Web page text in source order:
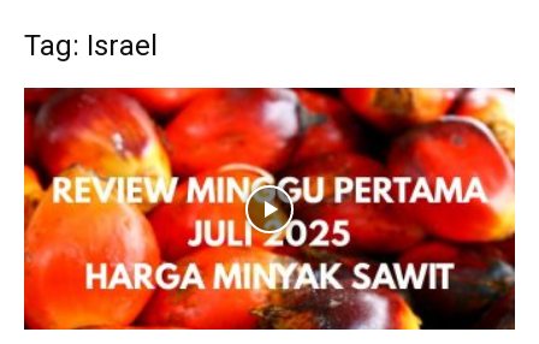
Tag: Israel